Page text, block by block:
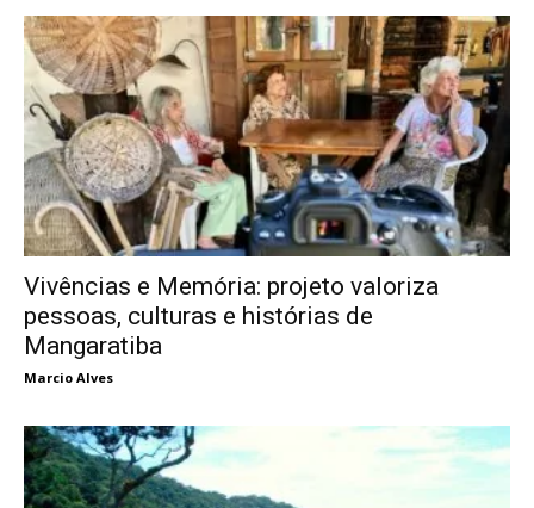
Vivências e Memória: projeto valoriza
pessoas, culturas e histórias de
Mangaratiba
Marcio Alves